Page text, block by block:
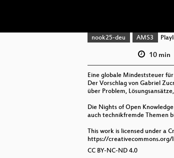
nook25-deu AMS3
10 min
Eine globale Mindeststeuer
Der Vorschlag von Gabriel
über Problem,
Die Nights of Open
auch technikfremde Themen
This work is licensed under a
https://
CC BY-NC-ND 4.0